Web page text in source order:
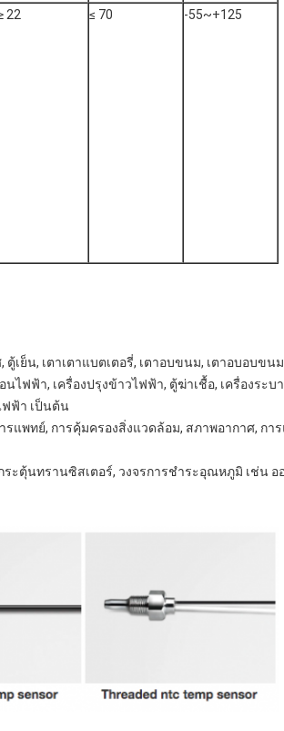
22 ≤ 70
-55~+125
ย็น, เตาเตาแบตเตอรี่, เตาอบขนม, เตาอบอบขน
ไฟฟ้า, เครื่องปรุงข้าวไฟฟ้า, ตู้ฆ่าเชื้อ, เครื่องระบ
ฟฟ้า เป็นต้น
พทย์, การคุ้มครองสิ่งแวดล้อม, สภาพอากาศ, กา
ะตุ้นทรานซิสเตอร์, วงจรการชําระอุณหภูมิ เช่น อ